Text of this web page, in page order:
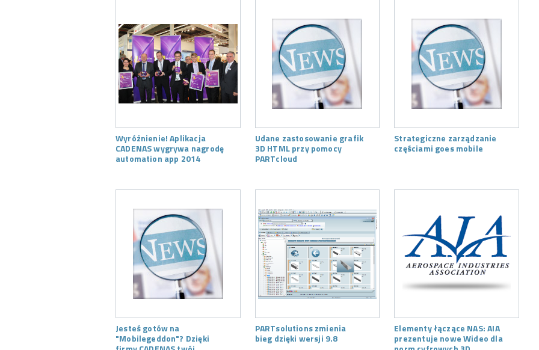
Wyróżnienie! Aplikacja
CADENAS wygrywa nagrodę
automation app 2014
Udane zastosowanie grafik
3D HTML przy pomocy
PARTcloud
Strategiczne zarządzanie
częściami goes mobile
Jesteś gotów na
"Mobilegeddon"? Dzięki
PARTsolutions zmienia
bieg dzięki wersji 9.8
Elementy łączące NAS: AIA
prezentuje nowe Wideo dla